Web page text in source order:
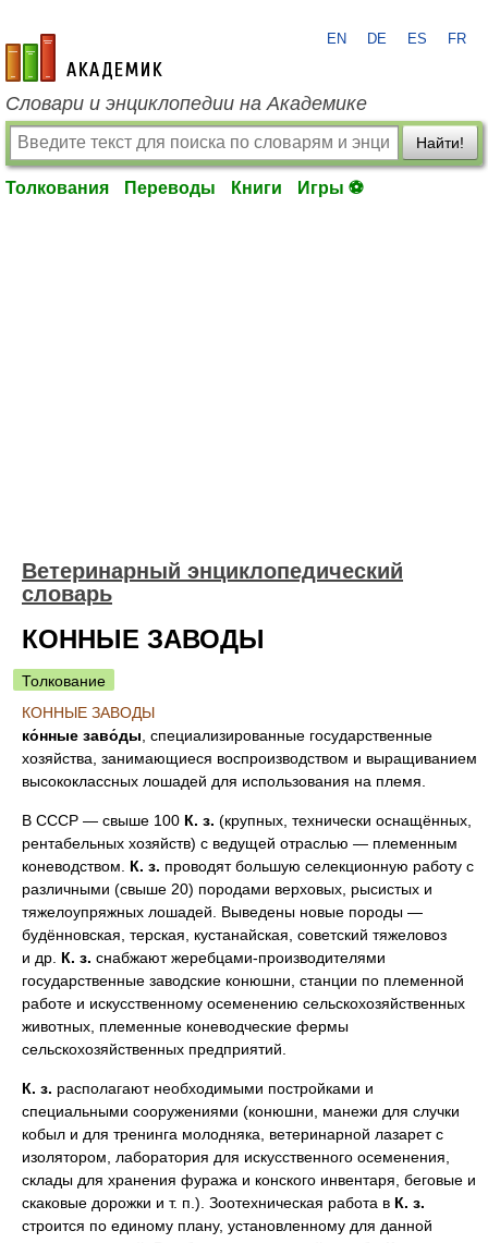
academic.ru
EN DE ES FR
Словари и энциклопедии на Академике
Найти!
Толкования Переводы Книги Игры ⚽
Ветеринарный энциклопедический
словарь
КОННЫЕ ЗАВОДЫ
Толкование
КОННЫЕ ЗАВОДЫ
ко́нные заво́ды , специализированные государственные
хозяйства, занимающиеся воспроизводством и выращиванием
высококлассных лошадей для использования на племя.
В СССР — свыше 100 К. з. (крупных, технически оснащённых,
рентабельных хозяйств) с ведущей отраслью — племенным
коневодством. К. з. проводят большую селекционную работу с
различными (свыше 20) породами верховых, рысистых и
тяжелоупряжных лошадей. Выведены новые породы —
будённовская, терская, кустанайская, советский тяжеловоз
и др. К. з. снабжают жеребцами-производителями
государственные заводские конюшни, станции по племенной
работе и искусственному осеменению сельскохозяйственных
животных, племенные коневодческие фермы
сельскохозяйственных предприятий.
К. з. располагают необходимыми постройками и
специальными сооружениями (конюшни, манежи для случки
кобыл и для тренинга молодняка, ветеринарной лазарет с
изолятором, лаборатория для искусственного осеменения,
склады для хранения фуража и конского инвентаря, беговые и
скаковые дорожки и т. п.). Зоотехническая работа в К. з.
строится по единому плану, установленному для данной